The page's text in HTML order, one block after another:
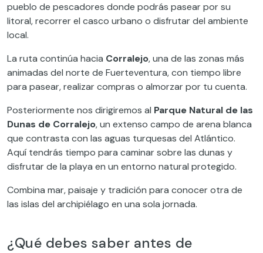
pueblo de pescadores donde podrás pasear por su
litoral, recorrer el casco urbano o disfrutar del ambiente
local.
La ruta continúa hacia Corralejo, una de las zonas más
animadas del norte de Fuerteventura, con tiempo libre
para pasear, realizar compras o almorzar por tu cuenta.
Posteriormente nos dirigiremos al Parque Natural de las
Dunas de Corralejo, un extenso campo de arena blanca
que contrasta con las aguas turquesas del Atlántico.
Aquí tendrás tiempo para caminar sobre las dunas y
disfrutar de la playa en un entorno natural protegido.
Combina mar, paisaje y tradición para conocer otra de
las islas del archipiélago en una sola jornada.
¿Qué debes saber antes de